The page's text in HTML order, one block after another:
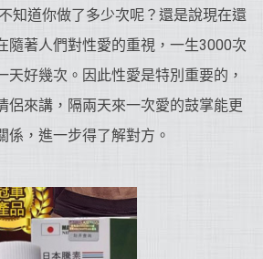
知道你做了多少次呢？還是說現在還
隨著人們對性愛的重視，一生3000次
天好幾次。因此性愛是特別重要的，
侶來講，隔兩天來一次愛的鼓掌能更
係，進一步得了解對方。